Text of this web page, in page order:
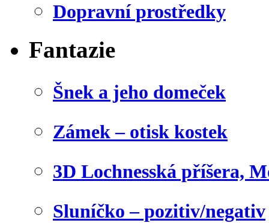
Dopravní prostředky
Fantazie
Šnek a jeho domeček
Zámek – otisk kostek
3D Lochnesská příšera,
Sluníčko – pozitiv/negativ